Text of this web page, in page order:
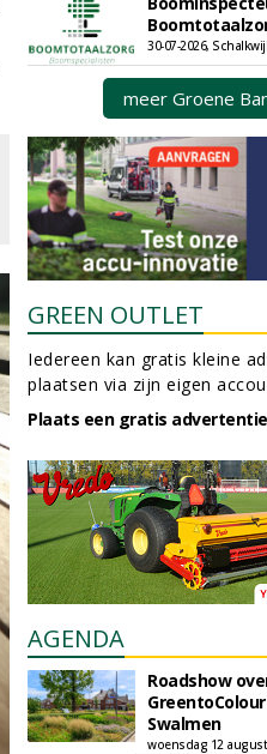
30-07-2026,
meer Groene
GREEN OUTLET
Iedereen kan gratis kleine
plaatsen via zijn eigen
Plaats een gratis advertentie
AGENDA
Roadshow
Swalmen
woensdag 12